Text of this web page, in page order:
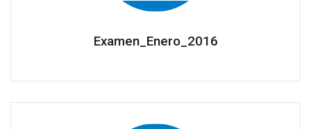
Examen_Enero_2016